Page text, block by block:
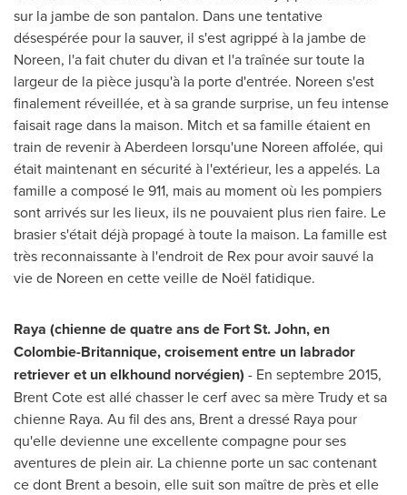
sur la jambe de son pantalon. Dans une tentative
désespérée pour la sauver, il s'est agrippé à la jambe de
Noreen, l'a fait chuter du divan et l'a traînée sur toute la
largeur de la pièce jusqu'à la porte d'entrée. Noreen s'est
finalement réveillée, et à sa grande surprise, un feu intense
faisait rage dans la maison. Mitch et sa famille étaient en
train de revenir àAberdeen lorsqu'une Noreen affolée, qui
était maintenant en sécurité à l'extérieur, les a appelés. La
famille a composé le 911, mais au moment où les pompiers
sont arrivés sur les lieux, ils ne pouvaient plus rien faire. Le
brasier s'était déjà propagé à toute la maison. La famille est
très reconnaissante à l'endroit de Rex pour avoir sauvé la
vie de Noreen en cette veille de Noël fatidique.
Raya (chienne de quatre ans de Fort St. John, en
Colombie-Britannique, croisement entre un labrador
retriever et un elkhound norvégien) - En septembre 2015,
Brent Cote est allé chasser le cerf avec sa mère Trudy et sa
chienne Raya. Au fil des ans, Brent a dressé Raya pour
qu'elle devienne une excellente compagne pour ses
aventures de plein air. La chienne porte un sac contenant
ce dont Brent a besoin, elle suit son maître de près et elle